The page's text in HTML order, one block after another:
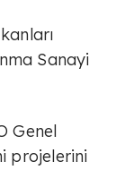
Sanayi
Genel
projelerini